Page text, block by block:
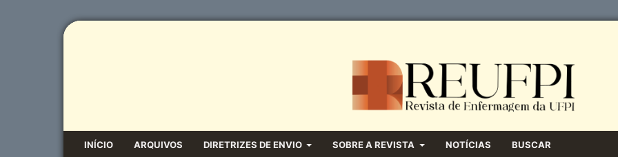
INÍCIO ARQUIVOS DIRETRIZES DE ENVIO SOBRE A REVISTA NOTÍCIAS BUSCAR